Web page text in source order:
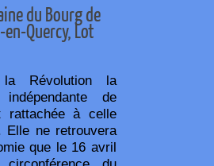
du Bourg de
en-Quercy, Lot
Révolution la
indépendante de
rattachée à celle
Elle ne retrouvera
que le 16 avril